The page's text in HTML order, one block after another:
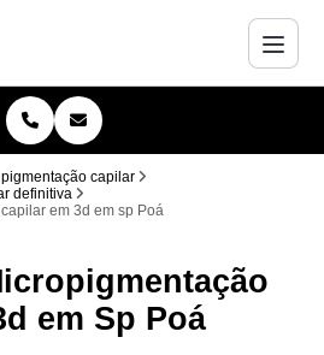
capilar
definitiva
em 3d em sp Poá
em Sp Poá